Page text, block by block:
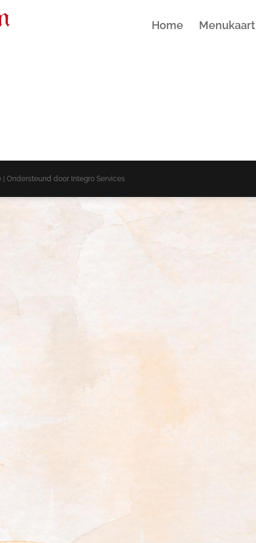
Home Menukaart
Ondersteund door Integro Services